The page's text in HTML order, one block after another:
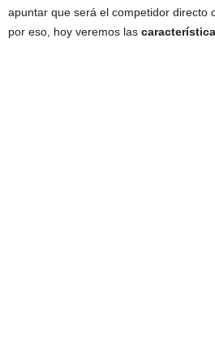
apuntar que será el competidor directo
por eso, hoy veremos las